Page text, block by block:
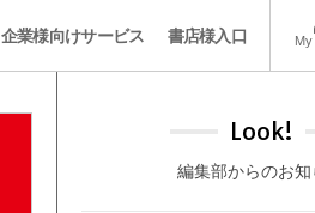
企業様向けサービス 書店様入口 My
Look!
編集部からのお知